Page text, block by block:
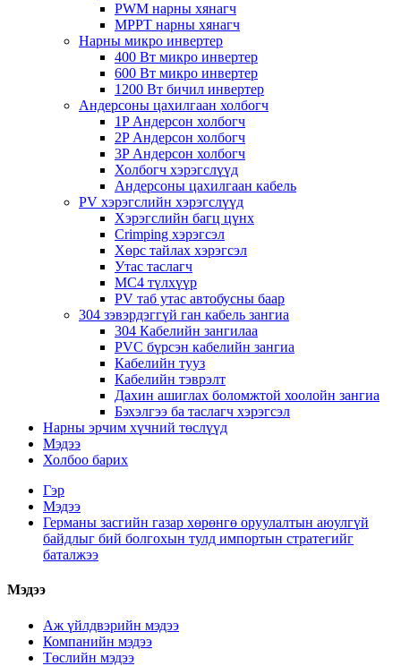
PWM нарны хянагч
MPPT нарны хянагч
Нарны микро инвертер
400 Вт микро инвертер
600 Вт микро инвертер
1200 Вт бичил инвертер
Андерсоны цахилгаан холбогч
1P Андерсон холбогч
2P Андерсон холбогч
3P Андерсон холбогч
Холбогч хэрэгслүүд
Андерсоны цахилгаан кабель
PV хэрэгслийн хэрэгслүүд
Хэрэгслийн багц цүнх
Crimping хэрэгсэл
Хөрс тайлах хэрэгсэл
Утас таслагч
MC4 түлхүүр
PV таб утас автобусны баар
304 зэвэрдэггүй ган кабель зангиа
304 Кабелийн зангилаа
PVC бүрсэн кабелийн зангиа
Кабелийн тууз
Кабелийн тэврэлт
Дахин ашиглах боломжтой хоолойн зангиа
Бэхэлгээ ба таслагч хэрэгсэл
Нарны эрчим хүчний төслүүд
Мэдээ
Холбоо барих
Гэр
Мэдээ
Германы засгийн газар хөрөнгө оруулалтын аюулгүй
байдлыг бий болгохын тулд импортын стратегийг
баталжээ
Мэдээ
Аж үйлдвэрийн мэдээ
Компанийн мэдээ
Төслийн мэдээ